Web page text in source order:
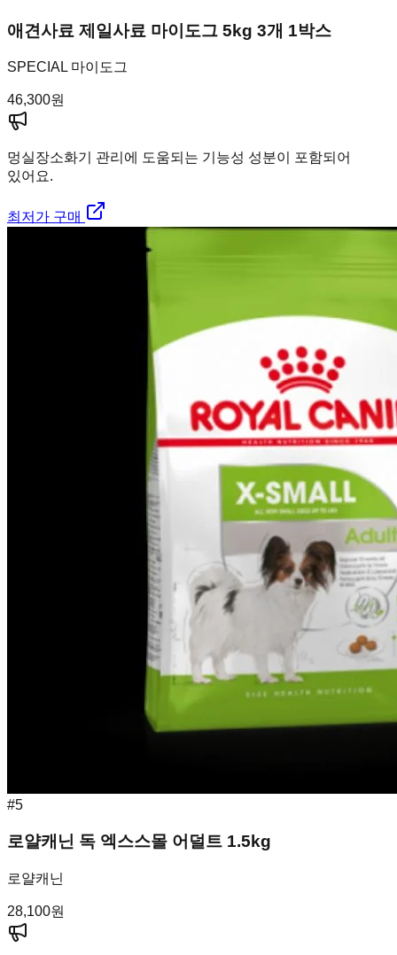
애견사료 제일사료 마이도그 5kg 3개 1박스
SPECIAL 마이도그
46,300원
멍실장소화기 관리에 도움되는 기능성 성분이 포함되어
있어요.
최저가 구매
#5
로얄캐닌 독 엑스스몰 어덜트 1.5kg
로얄캐닌
28,100원